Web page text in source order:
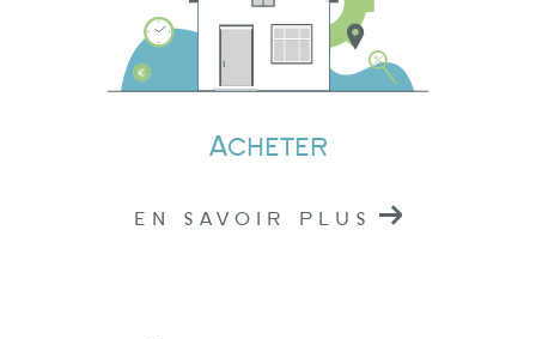
Si vous avez un projet immobilier à Tarare,
ou Lamure-sur-Azergues , n'hésitez
toute demande d'information ou pour prendre
Acheter
EN SAVOIR PLUS